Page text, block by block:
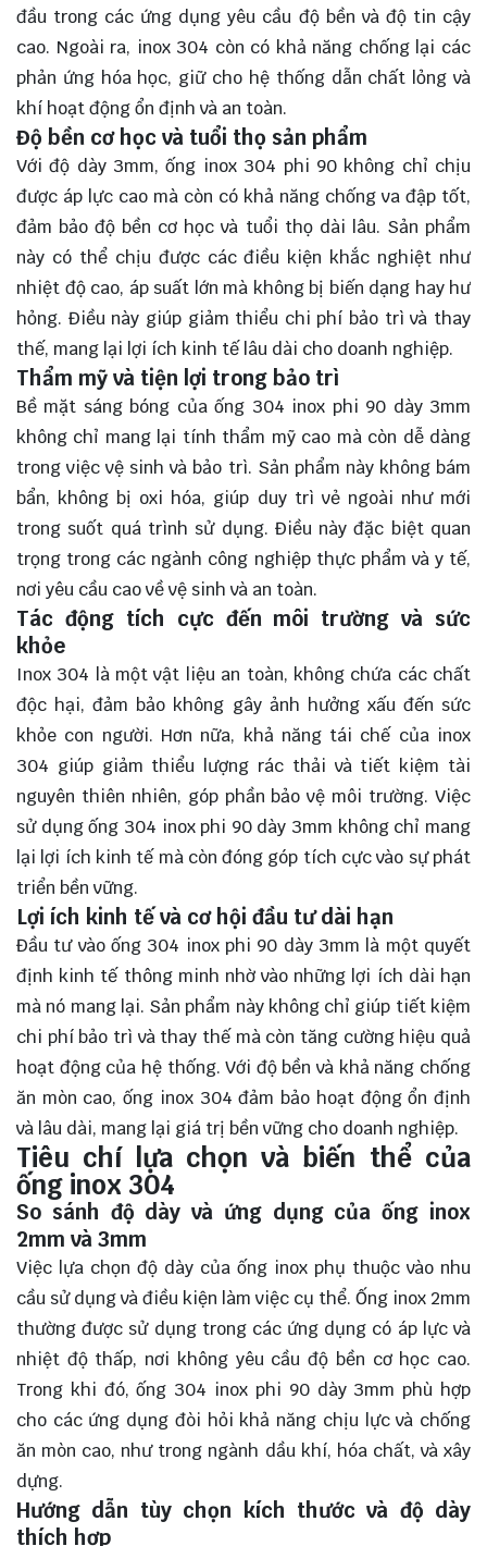
đầu trong các ứng dụng yêu cầu độ bền và độ tin cậy
cao. Ngoài ra, inox 304 còn có khả năng chống lại các
phản ứng hóa học, giữ cho hệ thống dẫn chất lỏng và
khí hoạt động ổn định và an toàn.
Độ bền cơ học và tuổi thọ sản phẩm
Với độ dày 3mm, ống inox 304 phi 90 không chỉ chịu
được áp lực cao mà còn có khả năng chống va đập tốt,
đảm bảo độ bền cơ học và tuổi thọ dài lâu. Sản phẩm
này có thể chịu được các điều kiện khắc nghiệt như
nhiệt độ cao, áp suất lớn mà không bị biến dạng hay hư
hỏng. Điều này giúp giảm thiểu chi phí bảo trì và thay
thế, mang lại lợi ích kinh tế lâu dài cho doanh nghiệp.
Thẩm mỹ và tiện lợi trong bảo trì
Bề mặt sáng bóng của ống 304 inox phi 90 dày 3mm
không chỉ mang lại tính thẩm mỹ cao mà còn dễ dàng
trong việc vệ sinh và bảo trì. Sản phẩm này không bám
bẩn, không bị oxi hóa, giúp duy trì vẻ ngoài như mới
trong suốt quá trình sử dụng. Điều này đặc biệt quan
trọng trong các ngành công nghiệp thực phẩm và y tế,
nơi yêu cầu cao về vệ sinh và an toàn.
Tác động tích cực đến môi trường và sức
khỏe
Inox 304 là một vật liệu an toàn, không chứa các chất
độc hại, đảm bảo không gây ảnh hưởng xấu đến sức
khỏe con người. Hơn nữa, khả năng tái chế của inox
304 giúp giảm thiểu lượng rác thải và tiết kiệm tài
nguyên thiên nhiên, góp phần bảo vệ môi trường. Việc
sử dụng ống 304 inox phi 90 dày 3mm không chỉ mang
lại lợi ích kinh tế mà còn đóng góp tích cực vào sự phát
triển bền vững.
Lợi ích kinh tế và cơ hội đầu tư dài hạn
Đầu tư vào ống 304 inox phi 90 dày 3mm là một quyết
định kinh tế thông minh nhờ vào những lợi ích dài hạn
mà nó mang lại. Sản phẩm này không chỉ giúp tiết kiệm
chi phí bảo trì và thay thế mà còn tăng cường hiệu quả
hoạt động của hệ thống. Với độ bền và khả năng chống
ăn mòn cao, ống inox 304 đảm bảo hoạt động ổn định
và lâu dài, mang lại giá trị bền vững cho doanh nghiệp.
Tiêu chí lựa chọn và biến thể của
ống inox 304
So sánh độ dày và ứng dụng của ống inox
2mm và 3mm
Việc lựa chọn độ dày của ống inox phụ thuộc vào nhu
cầu sử dụng và điều kiện làm việc cụ thể. Ống inox 2mm
thường được sử dụng trong các ứng dụng có áp lực và
nhiệt độ thấp, nơi không yêu cầu độ bền cơ học cao.
Trong khi đó, ống 304 inox phi 90 dày 3mm phù hợp
cho các ứng dụng đòi hỏi khả năng chịu lực và chống
ăn mòn cao, như trong ngành dầu khí, hóa chất, và xây
dựng.
Hướng dẫn tùy chọn kích thước và độ dày
thích hợp